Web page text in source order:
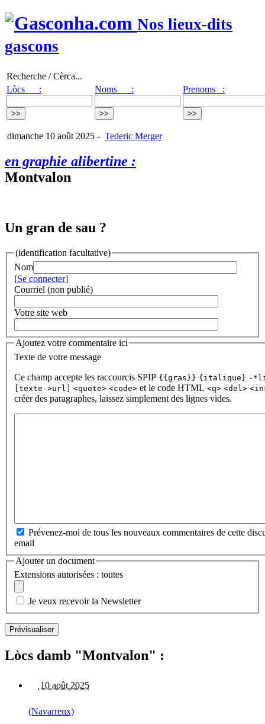
Nos lieux-dits
gascons
Recherche / Cèrca...
Lòcs :
Noms : Prenoms :
dimanche 10 août 2025 - Tederic Merger
en graphie alibertine :
Montvalon
Un gran de sau ?
(identification facultative)
Nom
[Se connecter]
Courriel (non publié)
Votre site web
Ajoutez votre commentaire ici
Texte de votre message
Ce champ accepte les raccourcis SPIP {{gras}} {italique} -
[texte->url] <quote> <code> et le code HTML <q> <del>
créer des paragraphes, laissez simplement des lignes vides.
Prévenez-moi de tous les nouveaux commentaires de cette
email
Ajouter un document
Extensions autorisées : toutes
Je veux recevoir la Newsletter
Lòcs damb "Montvalon" :
10 août 2025
(Navarrenx)